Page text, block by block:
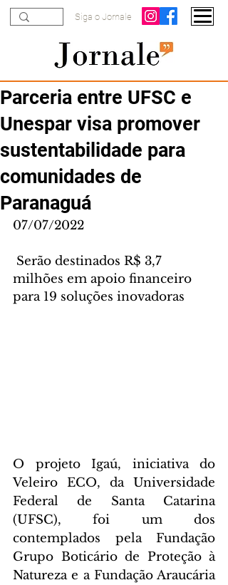
Siga o Jornale
Parceria entre UFSC e
Unespar visa promover
sustentabilidade para
comunidades de
Paranaguá
07/07/2022
milhões em apoio financeiro
para 19 soluções inovadoras
O projeto Igaú, iniciativa do
Veleiro ECO, da Universidade
Federal de Santa Catarina
(UFSC), foi um dos
contemplados pela Fundação
Grupo Boticário de Proteção à
Natureza e a Fundação Araucária